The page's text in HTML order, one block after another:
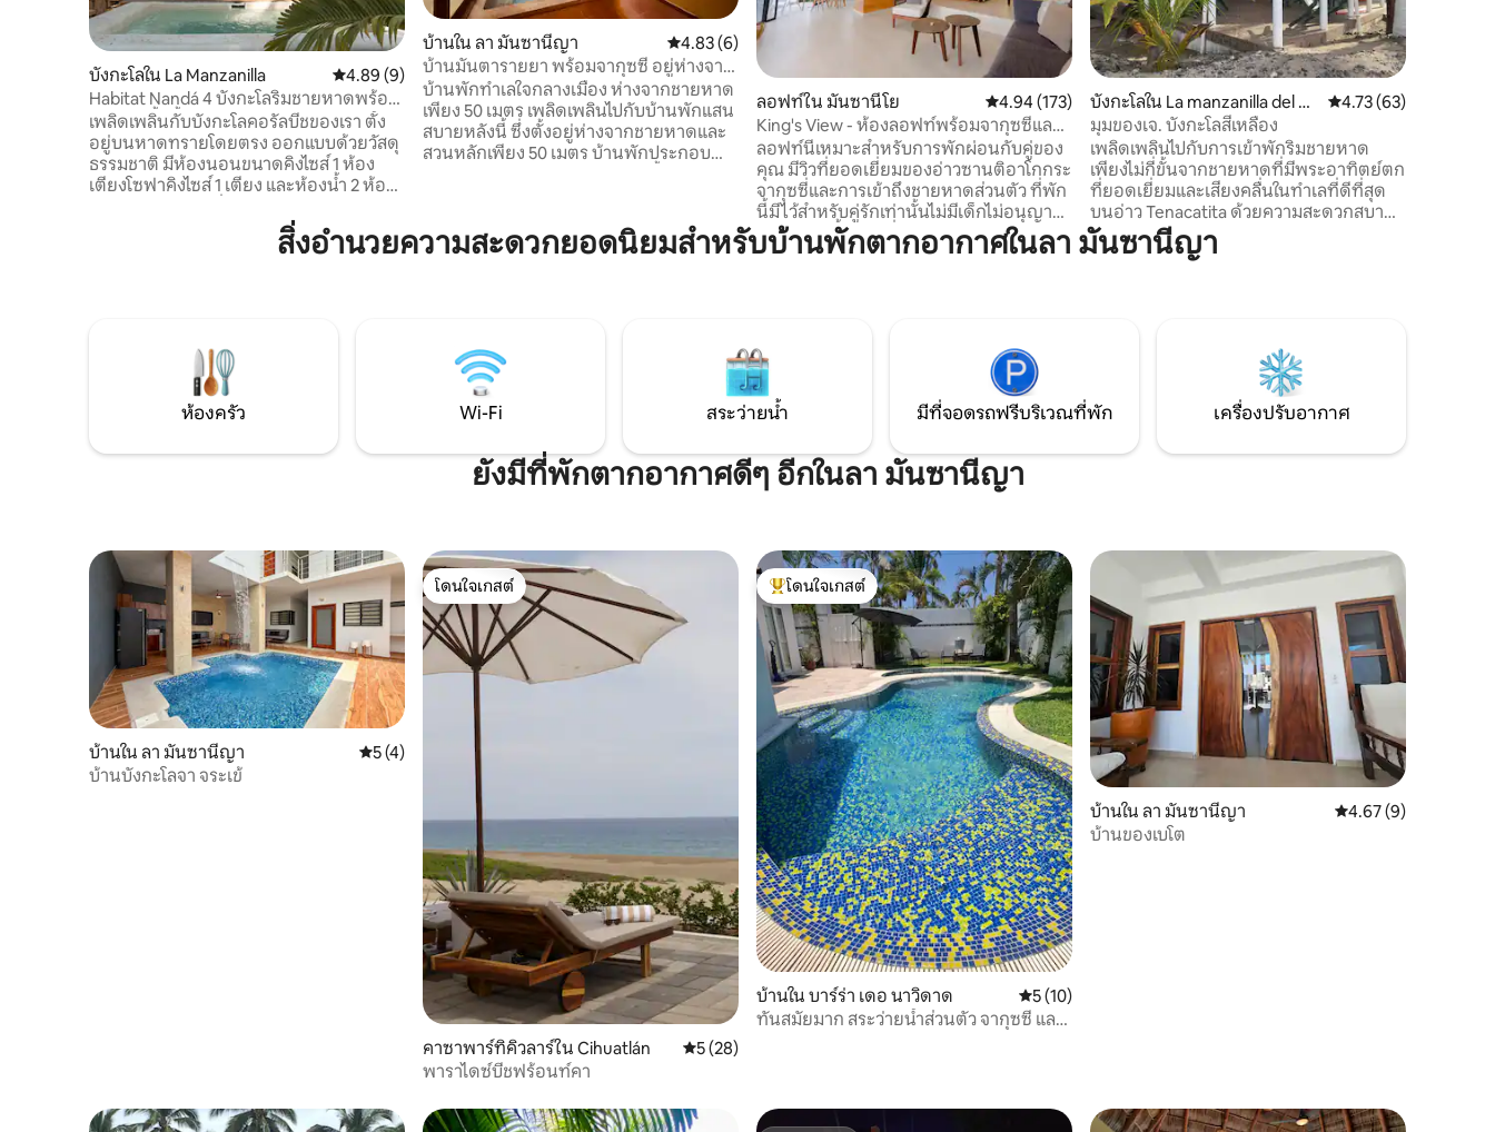
บังกะโลใน La Manzanilla คะแนนเฉลี่ย 4.89 จาก 5, 9 รีวิว
4.89 (9)
Habitat Nandá 4 บังกะโลริมชายหาดพร้อม
สระว่ายน้ำ ชั้น Llv
เพลิดเพลินกับบังกะโลคอรัลบีชของเรา ตั้ง
อยู่บนหาดทรายโดยตรง ออกแบบด้วยวัสดุ
ธรรมชาติ มีห้องนอนขนาดคิงไซส์ 1 ห้อง
เตียงโซฟาคิงไซส์ 1 เตียง และห้องน้ำ 2 ห้อง
และดาดฟ้าไม้พร้อมสระว่ายน้ำอุ่นส่วนตัวที่
เงียบสงบเพื่อเพลิดเพลินกับชายฝั่งเม็กซิโก
บ้านใน ลา มันซานีญา คะแนนเฉลี่ย 4.83 จาก 5, 6 รีวิว
4.83 (6)
บ้านมันตารายยา พร้อมจากุซซี่ อยู่ห่างจาก
ชายหาด 50 เมตร
บ้านพักทำเลใจกลางเมือง ห่างจากชายหาด
เพียง 50 เมตร เพลิดเพลินไปกับบ้านพักแสน
สบายหลังนี้ ซึ่งตั้งอยู่ห่างจากชายหาดและ
สวนหลักเพียง 50 เมตร บ้านพักประกอบ
รับประทานอาหารสำหรับ 6 ท่าน ห้องครัว
พร้อมอุปกรณ์ครบครัน และห้องน้ำอีก 1
ลอฟท์ใน มันซานีโย คะแนนเฉลี่ย 4.94 จาก 5, 173 รีวิว
4.94 (173)
King's View - ห้องลอฟท์พร้อมจากุซซี่และ
หาดส่วนตัว
ลอฟท์นี้เหมาะสำหรับการพักผ่อนกับคู่ของ
คุณ มีวิวที่ยอดเยี่ยมของอ่าวซานติอาโกกระ
จากุซซี่และการเข้าถึงชายหาดส่วนตัว ที่พัก
นี้มีไว้สำหรับคู่รักเท่านั้นไม่มีเด็กไม่อนุญาต
ให้นำสัตว์เลี้ยงเข้าที่พัก
__________________ ลอฟท์นี้เหมาะอย่าง
ระเบียงไม่อนุญาตให้นำสัตว์เลี้ยงเข้าพัก
บังกะโลใน La manzanilla del m
ar
คะแนนเฉลี่ย 4.73 จาก
4.73 (63)
มุมของเจ. บังกะโลสีเหลือง
เพลิดเพลินไปกับการเข้าพักริมชายหาด
เพียงไม่กี่ขั้นจากชายหาดที่มีพระอาทิตย์ตก
ที่ยอดเยี่ยมและเสียงคลื่นในทำเลที่ดีที่สุด
บนอ่าว Tenacatita ด้วยความสะดวกสบาย
ในการอยู่ห่างจากหมู่บ้านชาโมไมล์ 5 นาที
และมีความเงียบสงบของการอยู่นอก
ละเอียดเพิ่มเติมฉันจะคอยช่วยคุณที่ 444
สิ่งอำนวยความสะดวกยอดนิยมสำหรับบ้านพักตากอากาศในลา มันซานีญา
ห้องครัว Wi-Fi สระว่ายน้ำ มีที่จอดรถฟรีบริเวณที่พัก เครื่องปรับอากาศ
ยังมีที่พักตากอากาศดีๆ อีกในลา มันซานีญา
บ้านใน ลา มันซานีญา คะแนนเฉลี่ย 5 จาก 5, 4 รีวิว
5 (4)
บ้านบังกะโลจา จระเข้
โดนใจเกสต์
โดนใจเกสต์
คาซาพาร์ทิคิวลาร์ใน Cihuatlán คะแนนเฉลี่ย 5 จาก 5, 28 รีวิว
5 (28)
พาราไดซ์บีชฟร้อนท์คา
โดนใจเกสต์ที่สุด
โดนใจเกสต์
บ้านใน บาร์ร่า เดอ นาวิดาด คะแนนเฉลี่ย 5 จาก 5, 10 รีวิว
5 (10)
ทันสมัยมาก สระว่ายน้ำส่วนตัว จากุซซี่ และ
บ้านใน ลา มันซานีญา คะแนนเฉลี่ย 4.67 จา
4.67 (9)
บ้านของเบโต